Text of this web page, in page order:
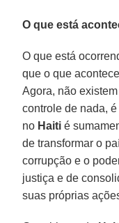
O que está
O que está
que o que
Agora, não
controle de nada,
no Haiti é
de transformar o
corrupção e o
justiça e de
suas próprias